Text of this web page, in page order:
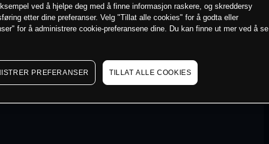
ved å hjelpe deg med å finne informasjon raskere, og skreddersy
etter dine preferanser. Velg "Tillat alle cookies" for å godta eller
for å administrere cookie-preferansene dine. Du kan finne ut mer ved å se
PREFERANSER TILLAT ALLE COOKIES